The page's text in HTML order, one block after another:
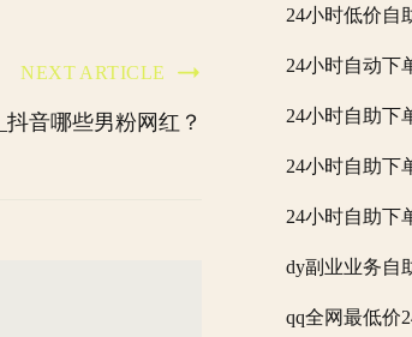
NEXT ARTICLE
音哪些男粉网红？
24小时低价自
24小时自动下
24小时自助下
24小时自助下
24小时自助下
dy副业业务自
qq全网最低价